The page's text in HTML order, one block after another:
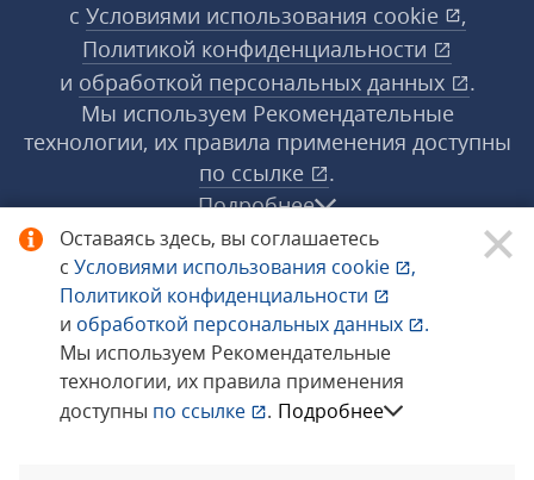
Оставаясь здесь, вы соглашаетесь
с Условиями использования cookie
,
Политикой конфиденциальности
и обработкой персональных данных
.
Мы используем Рекомендательные
технологии, их правила применения
доступны по ссылке . Подробнее
с Условиями использования cookie
,
Политикой конфиденциальности
и обработкой персональных данных
.
Мы используем Рекомендательные
технологии, их правила применения доступны
по ссылке
.
Подробнее
© 1998−2026 «1С‑Рарус» ®. Все права
защищены.
Сообщить об ошибке